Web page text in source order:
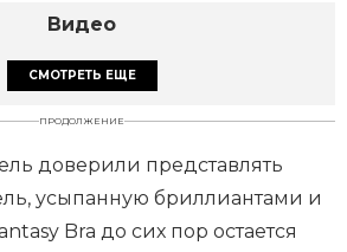
Видео
СМОТРЕТЬ ЕЩЕ
ПРОДОЛЖЕНИЕ
доверили представлять
усыпанную бриллиантами и
Bra до сих пор остается